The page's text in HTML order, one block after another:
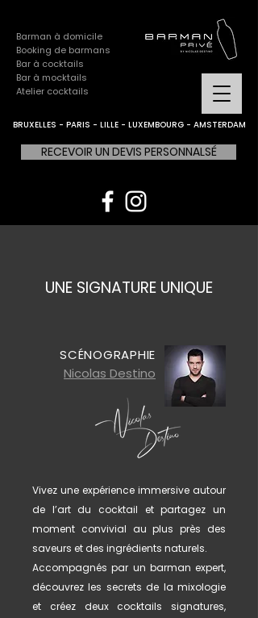
Barman à domicile
Booking de barmans
Bar à cocktails
Bar à mocktails
Atelier cocktails
BRUXELLES - PARIS - LILLE - LUXEMBOURG - AMSTERDAM
RECEVOIR UN DEVIS PERSONNALSÉ
UNE SIGNATURE UNIQUE
SCÉNOGRAPHIE
Nicolas Destino
Vivez une expérience immersive autour
de l’art du cocktail et partagez un
moment convivial au plus près des
saveurs et des ingrédients naturels.
Accompagnés par un barman expert,
découvrez les secrets de la mixologie
et créez deux cocktails signatures,